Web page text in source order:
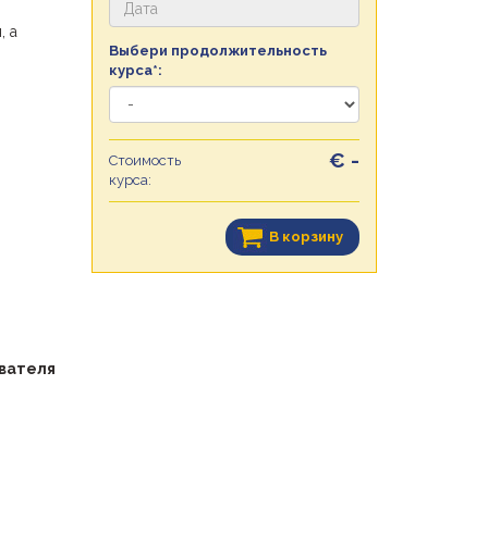
а
Выбери продолжительность
курса*:
Стоимость
курса:
€ -
В корзину